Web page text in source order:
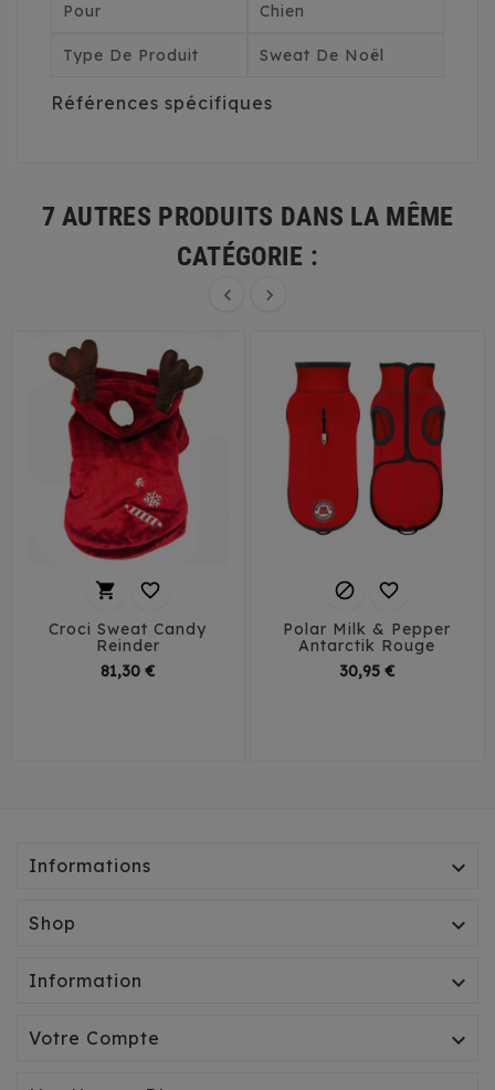
Pour Chien
Type De Produit Sweat De Noël
Références spécifiques
7 AUTRES PRODUITS DANS LA MÊME
CATÉGORIE :
 
 
Croci Sweat Candy
Reinder
81,30 €Prix
 
Polar Milk & Pepper
Antarctik Rouge
30,95 €Prix
Informations 
Shop 
Information 
Votre Compte 